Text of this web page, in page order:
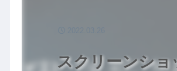
スクリーンショ